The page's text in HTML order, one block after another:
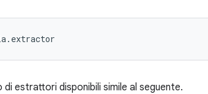
estrattori disponibili simile al seguente.